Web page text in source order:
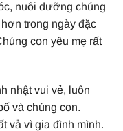
nuôi dưỡng chúng
trong ngày đặc
con yêu mẹ rất
nhật vui vẻ, luôn
và chúng con.
vả vì gia đình mình.